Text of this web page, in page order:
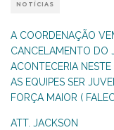
NOTÍCIAS
A COORDENAÇÃO
CANCELAMENTO DO
ACONTECERIA
AS EQUIPES SER
FORÇA MAIOR (
ATT. JACKSON